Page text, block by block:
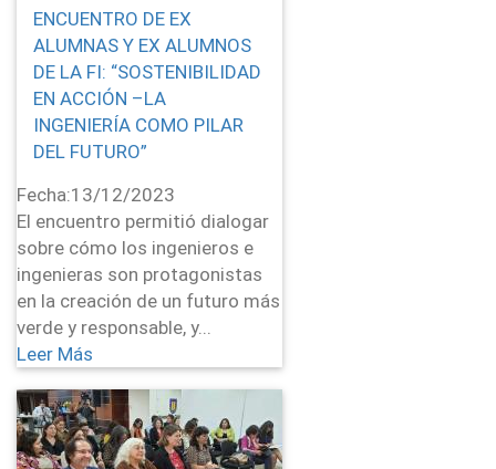
ENCUENTRO DE EX
ALUMNAS Y EX ALUMNOS
DE LA FI: “SOSTENIBILIDAD
EN ACCIÓN –LA
INGENIERÍA COMO PILAR
DEL FUTURO”
Fecha:13/12/2023
El encuentro permitió dialogar
sobre cómo los ingenieros e
ingenieras son protagonistas
en la creación de un futuro más
verde y responsable, y...
Leer Más